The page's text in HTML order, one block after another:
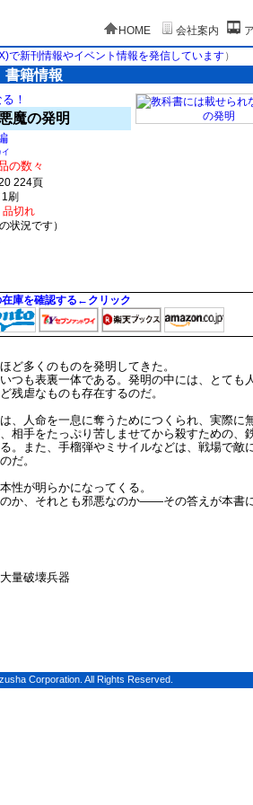
HOME 会社案内
で新刊情報やイベント情報を発信しています）
書籍情報
！
魔の発明
の数々
224頁
刷
品切れ
状況です）
在庫を確認する←クリック
ど多くのものを発明してきた。
つも表裏一体である。発明の中には、とても
残虐なものも存在するのだ。
、人命を一息に奪うためにつくられ、実際に
相手をたっぷり苦しませてから殺すための、
。また、手榴弾やミサイルなどは、戦場で敵
だ。
性が明らかになってくる。
か、それとも邪悪なのか――その答えが本書
量破壊兵器
Corporation. All Rights Reserved.